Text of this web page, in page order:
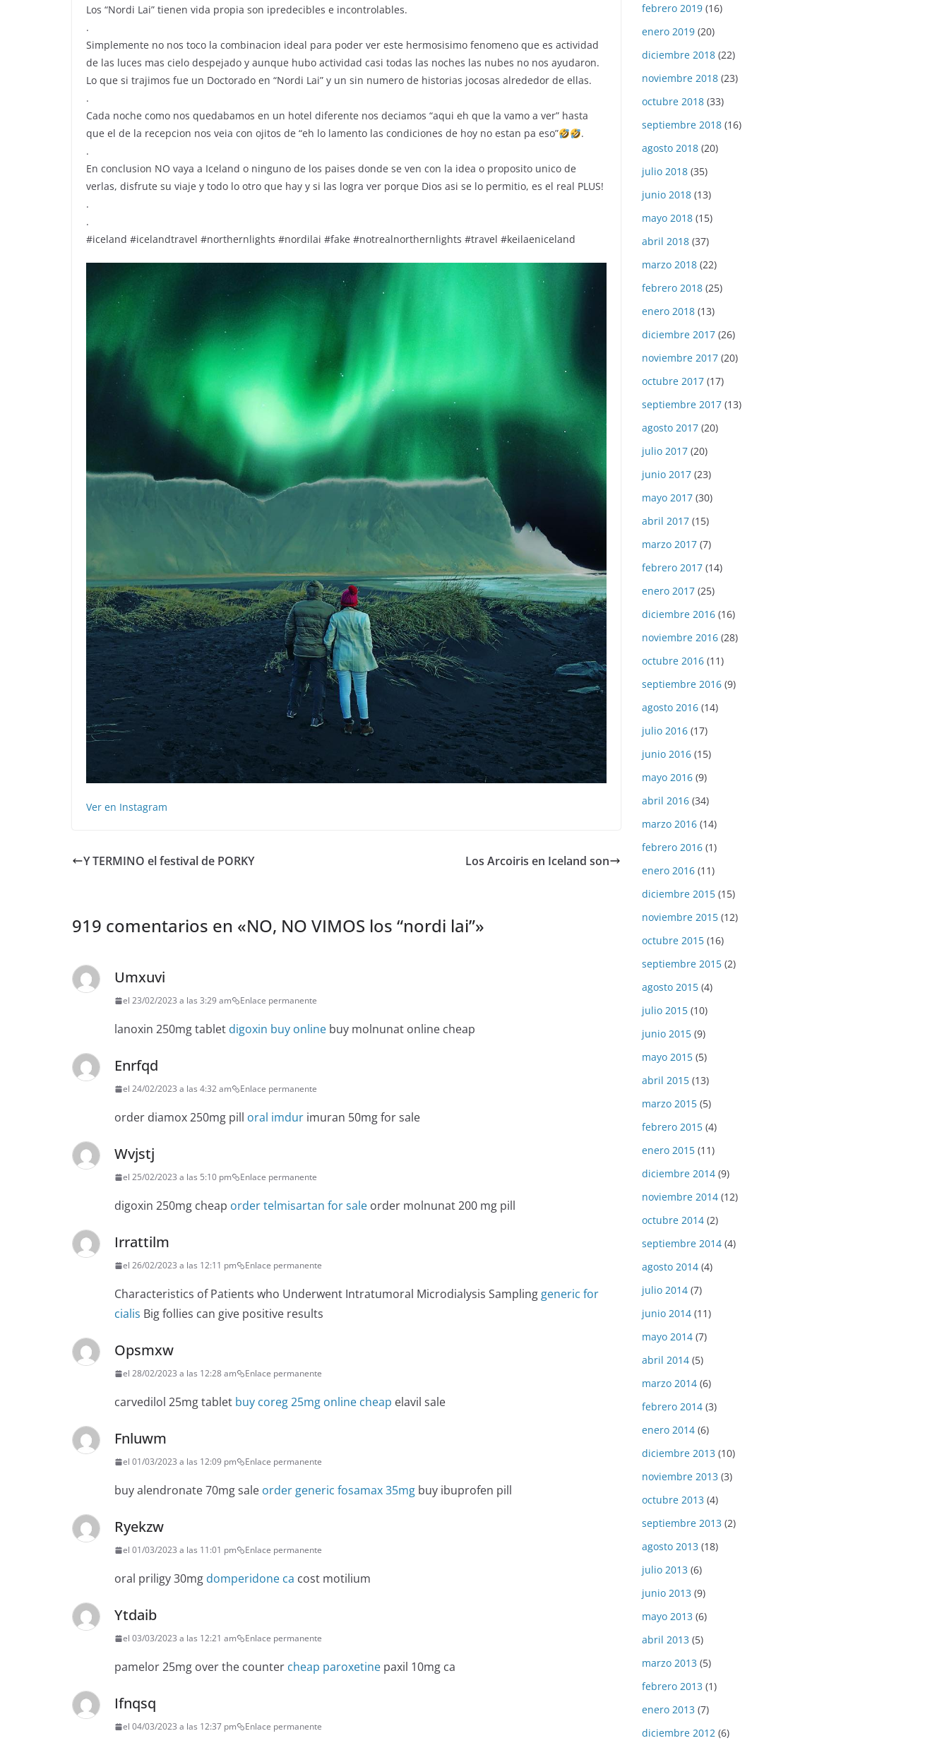
Los “Nordi Lai” tienen vida propia son ipredecibles e incontrolables.
.
Simplemente no nos toco la combinacion ideal para poder ver este hermosisimo fenomeno que es actividad
de las luces mas cielo despejado y aunque hubo actividad casi todas las noches las nubes no nos ayudaron.
Lo que si trajimos fue un Doctorado en “Nordi Lai” y un sin numero de historias jocosas alrededor de ellas.
.
Cada noche como nos quedabamos en un hotel diferente nos deciamos “aqui eh que la vamo a ver” hasta
que el de la recepcion nos veia con ojitos de “eh lo lamento las condiciones de hoy no estan pa eso”
.
.
En conclusion NO vaya a Iceland o ninguno de los paises donde se ven con la idea o proposito unico de
verlas, disfrute su viaje y todo lo otro que hay y si las logra ver porque Dios asi se lo permitio, es el real PLUS!
.
.
#iceland #icelandtravel #northernlights #nordilai #fake #notrealnorthernlights #travel #keilaeniceland
Ver en Instagram
Y TERMINO el festival de PORKY Los Arcoiris en Iceland son
919 comentarios en «NO, NO VIMOS los “nordi lai”»
Umxuvi
el 23/02/2023 a las 3:29 am Enlace permanente
lanoxin 250mg tablet digoxin buy online buy molnunat online cheap
Enrfqd
el 24/02/2023 a las 4:32 am Enlace permanente
order diamox 250mg pill oral imdur imuran 50mg for sale
Wvjstj
el 25/02/2023 a las 5:10 pm Enlace permanente
digoxin 250mg cheap order telmisartan for sale order molnunat 200 mg pill
Irrattilm
el 26/02/2023 a las 12:11 pm Enlace permanente
Characteristics of Patients who Underwent Intratumoral Microdialysis Sampling generic for
cialis Big follies can give positive results
Opsmxw
el 28/02/2023 a las 12:28 am Enlace permanente
carvedilol 25mg tablet buy coreg 25mg online cheap elavil sale
Fnluwm
el 01/03/2023 a las 12:09 pm Enlace permanente
buy alendronate 70mg sale order generic fosamax 35mg buy ibuprofen pill
Ryekzw
el 01/03/2023 a las 11:01 pm Enlace permanente
oral priligy 30mg domperidone ca cost motilium
Ytdaib
el 03/03/2023 a las 12:21 am Enlace permanente
pamelor 25mg over the counter cheap paroxetine paxil 10mg ca
Ifnqsq
el 04/03/2023 a las 12:37 pm Enlace permanente
febrero 2019 (16)
enero 2019 (20)
diciembre 2018 (22)
noviembre 2018 (23)
octubre 2018 (33)
septiembre 2018 (16)
agosto 2018 (20)
julio 2018 (35)
junio 2018 (13)
mayo 2018 (15)
abril 2018 (37)
marzo 2018 (22)
febrero 2018 (25)
enero 2018 (13)
diciembre 2017 (26)
noviembre 2017 (20)
octubre 2017 (17)
septiembre 2017 (13)
agosto 2017 (20)
julio 2017 (20)
junio 2017 (23)
mayo 2017 (30)
abril 2017 (15)
marzo 2017 (7)
febrero 2017 (14)
enero 2017 (25)
diciembre 2016 (16)
noviembre 2016 (28)
octubre 2016 (11)
septiembre 2016 (9)
agosto 2016 (14)
julio 2016 (17)
junio 2016 (15)
mayo 2016 (9)
abril 2016 (34)
marzo 2016 (14)
febrero 2016 (1)
enero 2016 (11)
diciembre 2015 (15)
noviembre 2015 (12)
octubre 2015 (16)
septiembre 2015 (2)
agosto 2015 (4)
julio 2015 (10)
junio 2015 (9)
mayo 2015 (5)
abril 2015 (13)
marzo 2015 (5)
febrero 2015 (4)
enero 2015 (11)
diciembre 2014 (9)
noviembre 2014 (12)
octubre 2014 (2)
septiembre 2014 (4)
agosto 2014 (4)
julio 2014 (7)
junio 2014 (11)
mayo 2014 (7)
abril 2014 (5)
marzo 2014 (6)
febrero 2014 (3)
enero 2014 (6)
diciembre 2013 (10)
noviembre 2013 (3)
octubre 2013 (4)
septiembre 2013 (2)
agosto 2013 (18)
julio 2013 (6)
junio 2013 (9)
mayo 2013 (6)
abril 2013 (5)
marzo 2013 (5)
febrero 2013 (1)
enero 2013 (7)
diciembre 2012 (6)